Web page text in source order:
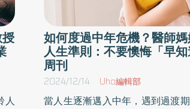
人
如何度過中年危機？醫師
人生準則：不要懊悔「早
周刊
2024/12/14 Uho編輯部
當人生逐漸邁入中年，遇到過渡